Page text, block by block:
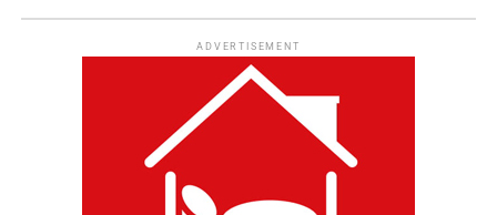
ADVERTISEMENT